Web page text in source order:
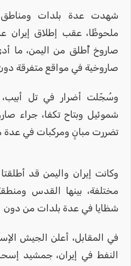
شهدت عدة بلدات ومناطق
ملحوظًا، عقب إطلاق إيران
صاروخ أُطلق من اليمن، ما
صاروخية في مواقع متفرقة
وسُجّلت أضرار في تل
شموئيل وبتاح تكفا، جراء
تضررت مبانٍ ومركبات في عدة
وكانت إيران واليمن قد
مختلفة، بينها القدس
شظايا في عدة بلدات من دون
في المقابل، أعلن الجيش
النفط في إيران، جمشيد